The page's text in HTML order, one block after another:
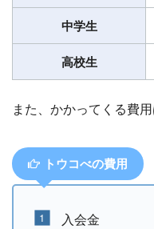
中学生
高校生
また、かかってくる費
トウコべの費用
入会金